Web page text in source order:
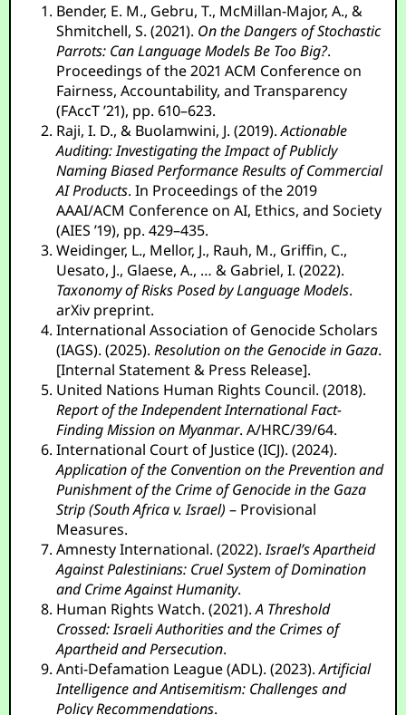
Bender, E. M., Gebru, T., McMillan-Major, A., &
Shmitchell, S. (2021). On the Dangers of Stochastic
Parrots: Can Language Models Be Too Big?.
Proceedings of the 2021 ACM Conference on
Fairness, Accountability, and Transparency
(FAccT ’21), pp. 610–623.
Raji, I. D., & Buolamwini, J. (2019).Actionable
Auditing: Investigating the Impact of Publicly
Naming Biased Performance Results of Commercial
AI Products. In Proceedings of the 2019
AAAI/ACM Conference on AI, Ethics, and Society
(AIES ’19), pp. 429–435.
Weidinger, L., Mellor, J., Rauh, M., Griffin, C.,
Uesato, J., Glaese, A., … & Gabriel, I. (2022).
Taxonomy of Risks Posed by Language Models.
arXiv preprint.
International Association of Genocide Scholars
(IAGS). (2025).Resolution on the Genocide in Gaza.
[Internal Statement & Press Release].
United Nations Human Rights Council. (2018).
Report of the Independent International Fact-
Finding Mission on Myanmar. A/HRC/39/64.
International Court of Justice (ICJ). (2024).
Application of the Convention on the Prevention and
Punishment of the Crime of Genocide in the Gaza
Strip (South Africa v. Israel) – Provisional
Measures.
Amnesty International. (2022).Israel’s Apartheid
Against Palestinians: Cruel System of Domination
and Crime Against Humanity.
Human Rights Watch. (2021).A Threshold
Crossed: Israeli Authorities and the Crimes of
Apartheid and Persecution.
Anti-Defamation League (ADL). (2023).Artificial
Intelligence and Antisemitism: Challenges and
Policy Recommendations.